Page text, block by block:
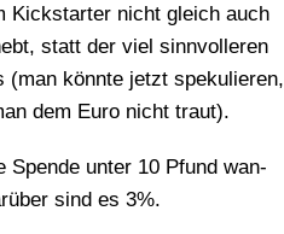
Kick­star­ter nicht gleich auch
statt der viel sinn­vol­le­ren
(man könn­te jetzt spe­ku­lie­ren,
dem Euro nicht traut).
Spen­de unter 10 Pfund wan­
sind es 3%.